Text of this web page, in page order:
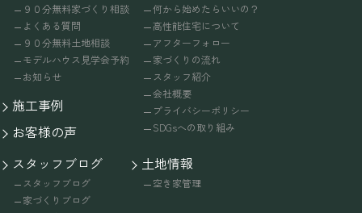
９０分無料家づくり相談
よくある質問
９０分無料土地相談
モデルハウス見学会予約
お知らせ
施工事例
お客様の声
何から始めたらいいの？
高性能住宅について
アフターフォロー
家づくりの流れ
スタッフ紹介
会社概要
プライバシーポリシー
SDGsへの取り組み
スタッフブログ
スタッフブログ
家づくりブログ
土地情報
空き家管理